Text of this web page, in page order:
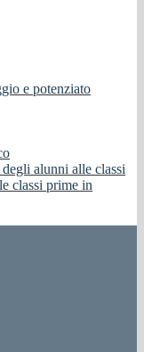
e potenziato
alunni alle classi
classi prime in